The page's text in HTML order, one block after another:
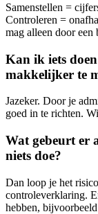
Samenstellen =
Controleren =
mag alleen door een
Kan ik iets
makkelijker te
Jazeker. Door je
goed in te richten.
Wat gebeurt er
niets doe?
Dan loop je het
controleverklaring.
hebben,